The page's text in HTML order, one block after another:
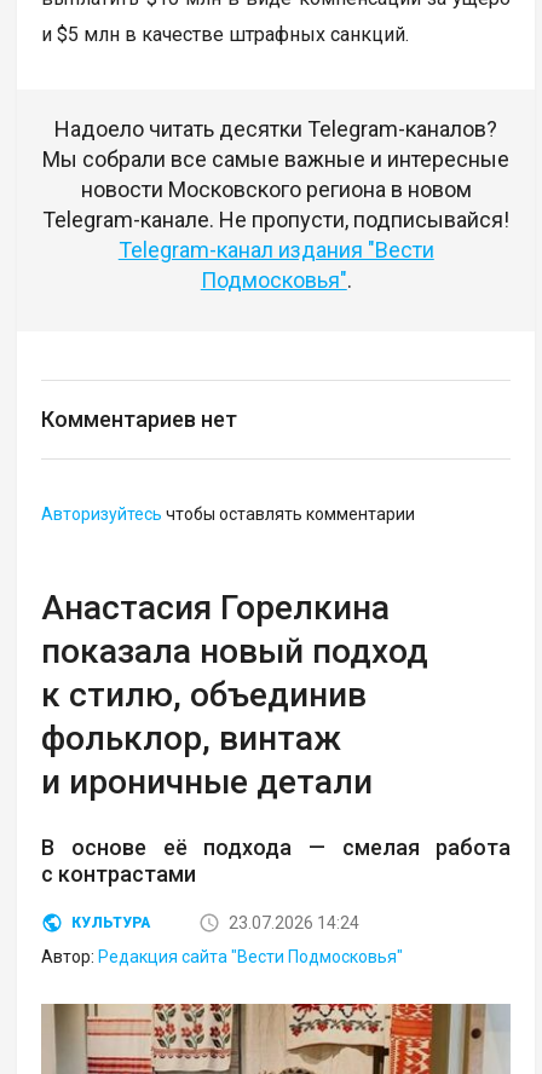
и $5 млн в качестве штрафных санкций.
Надоело читать десятки Telegram-каналов?
Мы собрали все самые важные и интересные
новости Московского региона в новом
Telegram-канале. Не пропусти, подписывайся!
Telegram-канал издания "Вести
Подмосковья".
Комментариев нет
Авторизуйтесь чтобы оставлять комментарии
Анастасия Горелкина
показала новый подход
к стилю, объединив
фольклор, винтаж
и ироничные детали
В основе её подхода — смелая работа
с контрастами
КУЛЬТУРА
23.07.2026 14:24
Автор: Редакция сайта "Вести Подмосковья"